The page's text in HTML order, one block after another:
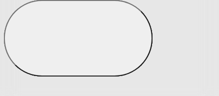
Prostěradla